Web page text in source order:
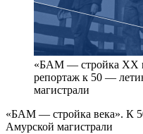
«БАМ — стройка ХХ
репортаж к 50 —
магистрали
«БАМ — стройка века». К
Амурской магистрали